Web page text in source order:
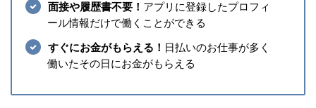
面接や履歴書不要！ アプリに登録したプロフィ
ール情報だけで働くことができる
すぐにお金がもらえる！ 日払いのお仕事が多く
働いたその日にお金がもらえる